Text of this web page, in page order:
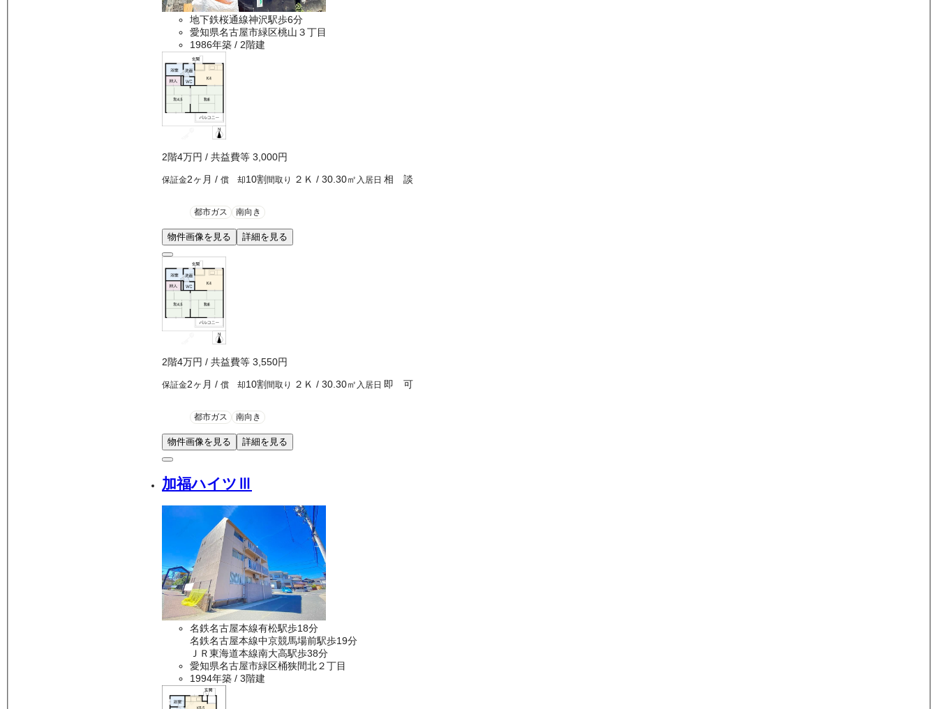
地下鉄桜通線神沢駅歩6分
愛知県名古屋市緑区桃山３丁目
1986年築 / 2階建
2階4万円 / 共益費等 3,000円
保証金2ヶ月 / 償 却10割 間取り ２Ｋ / 30.30㎡ 入居日 相 談
都市ガス 南向き
物件画像を見る 詳細を見る
2階4万円 / 共益費等 3,550円
保証金2ヶ月 / 償 却10割 間取り ２Ｋ / 30.30㎡ 入居日 即 可
都市ガス 南向き
物件画像を見る 詳細を見る
加福ハイツⅢ
名鉄名古屋本線有松駅歩18分
名鉄名古屋本線中京競馬場前駅歩19分
ＪＲ東海道本線南大高駅歩38分
愛知県名古屋市緑区桶狭間北２丁目
1994年築 / 3階建